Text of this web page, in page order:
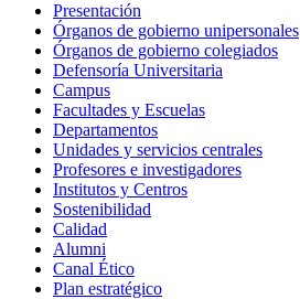
Presentación
Órganos de gobierno unipersonales
Órganos de gobierno colegiados
Defensoría Universitaria
Campus
Facultades y Escuelas
Departamentos
Unidades y servicios centrales
Profesores e investigadores
Institutos y Centros
Sostenibilidad
Calidad
Alumni
Canal Ético
Plan estratégico